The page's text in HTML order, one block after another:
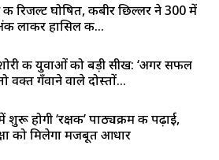
रिजल्ट घोषित, कबीर छिल्लर ने 300 में
लाकर हासिल की...
की युवाओं को बड़ी सीख: ‘अगर सफल
वक्त गँवाने वाले दोस्तों...
होगी ‘रक्षक’ पाठ्यक्रम की पढ़ाई,
को मिलेगा मजबूत आधार